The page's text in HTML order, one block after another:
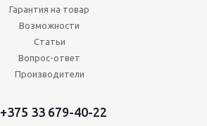
Гарантия на товар
Возможности
Статьи
Вопрос-ответ
Производители
+375 33 679-40-22